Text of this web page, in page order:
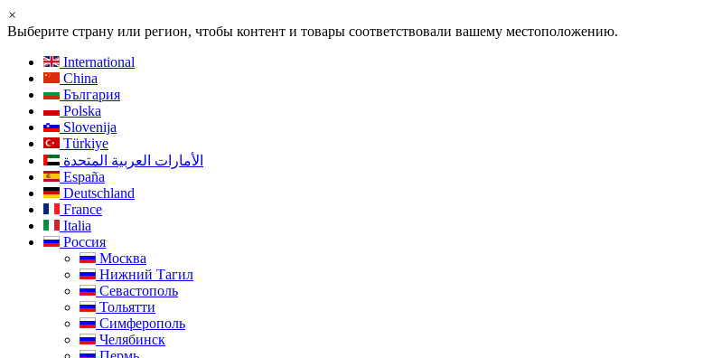
×
Выберите страну или регион, чтобы контент и товары соответствовали вашему местоположению.
International
China
България
Polska
Slovenija
Türkiye
الأمارات العربية المتحدة
España
Deutschland
France
Italia
Россия
Москва
Нижний Тагил
Севастополь
Тольятти
Симферополь
Челябинск